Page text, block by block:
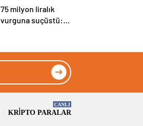
75 milyon liralık
vurguna suçüstü:
çalıştılar
KRIPTO PARALAR
CANLI